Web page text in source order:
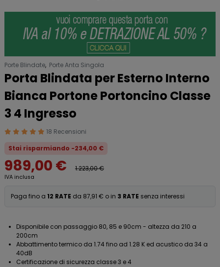
Porte Blindate, Porte Anta Singola
Porta Blindata per Esterno Interno
Bianca Portone Portoncino Classe
3 4 Ingresso
18 Recensioni
Stai risparmiando -234,00 €
989,00 € 1.223,00 €
IVA inclusa
Paga fino a 12 RATE da 87,91 € o in 3 RATE senza interessi
Disponibile con passaggio 80, 85 e 90cm - altezza da 210 a
200cm
Abbattimento termico da 1.74 fino ad 1.28 K ed acustico da 34 a
40dB
Certificazione di sicurezza classe 3 e 4